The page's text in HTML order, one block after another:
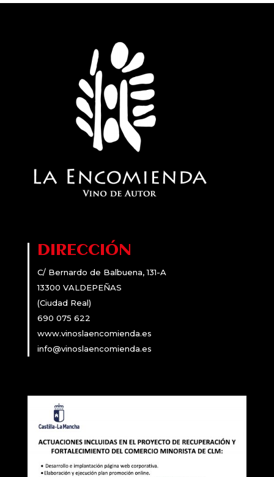
DIRECCIÓN
C/ Bernardo de Balbuena, 131-A
13300 VALDEPEÑAS
(Ciudad Real)
690 075 622
www.vinoslaencomienda.es
info@vinoslaencomienda.es